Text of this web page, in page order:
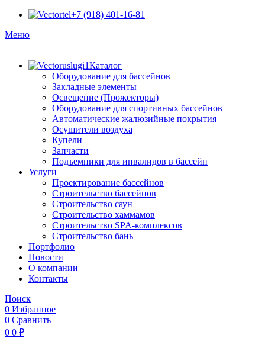
+7 (918) 401-16-81
Меню
Каталог
Оборудование для бассейнов
Закладные элементы
Освещение (Прожекторы)
Оборудование для спортивных бассейнов
Автоматические жалюзийные покрытия
Осушители воздуха
Купели
Запчасти
Подъемники для инвалидов в бассейн
Услуги
Проектирование бассейнов
Строительство бассейнов
Строительство саун
Строительство хаммамов
Строительство SPA-комплексов
Строительство бань
Портфолио
Новости
O компании
Контакты
Поиск
0 Избранное
0 Сравнить
0 0 ₽